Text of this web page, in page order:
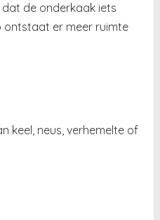
de onderkaak iets
ontstaat er meer ruimte
keel, neus, verhemelte of